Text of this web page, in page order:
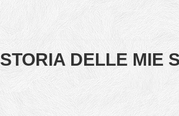
STORIA DELLE MIE